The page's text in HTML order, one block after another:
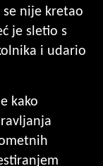
se nije kretao
je sletio s
i udario
kako